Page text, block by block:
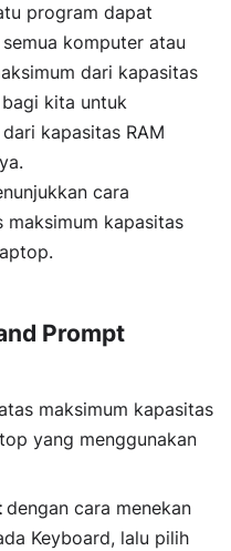
program dapat
komputer atau
dari kapasitas
kita untuk
kapasitas RAM
cara
kapasitas
Prompt
maksimum kapasitas
yang menggunakan
dengan cara menekan
Keyboard, lalu pilih